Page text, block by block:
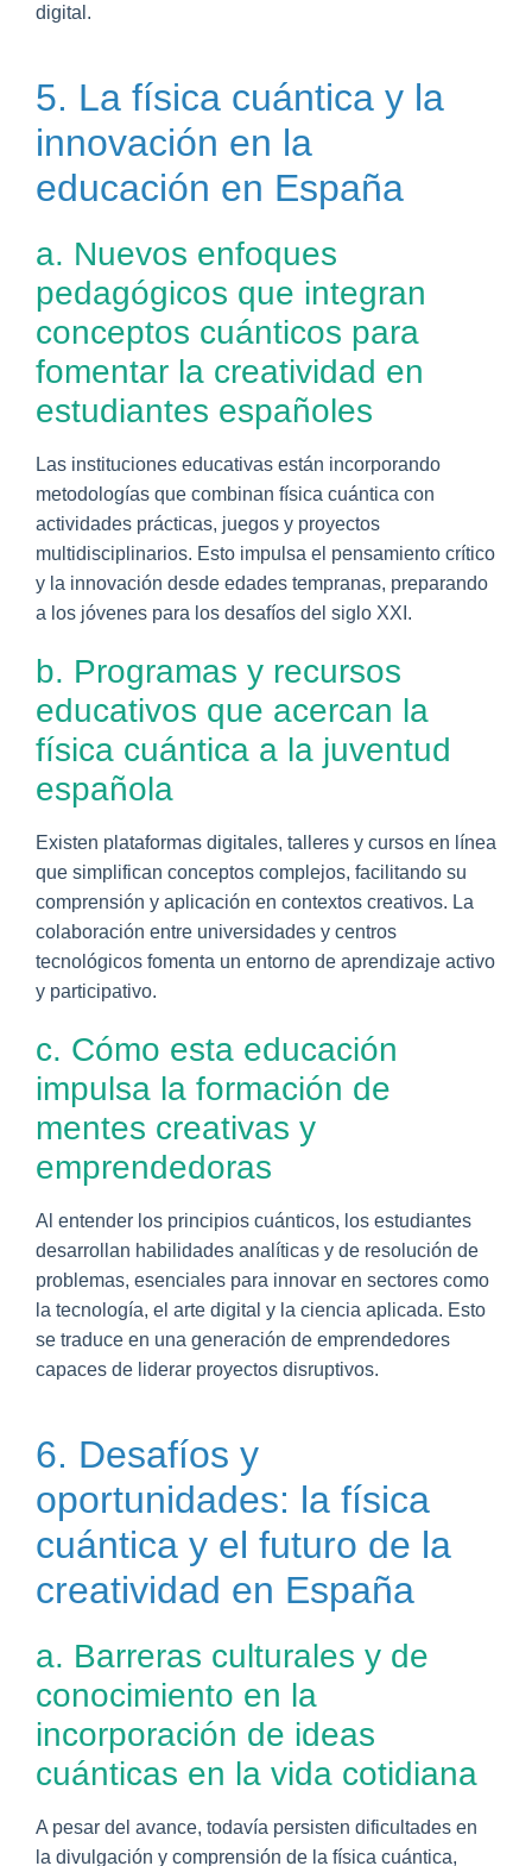
digital.
5. La física cuántica y la
innovación en la
educación en España
a. Nuevos enfoques
pedagógicos que integran
conceptos cuánticos para
fomentar la creatividad en
estudiantes españoles
Las instituciones educativas están incorporando
metodologías que combinan física cuántica con
actividades prácticas, juegos y proyectos
multidisciplinarios. Esto impulsa el pensamiento crítico
y la innovación desde edades tempranas, preparando
a los jóvenes para los desafíos del siglo XXI.
b. Programas y recursos
educativos que acercan la
física cuántica a la juventud
española
Existen plataformas digitales, talleres y cursos en línea
que simplifican conceptos complejos, facilitando su
comprensión y aplicación en contextos creativos. La
colaboración entre universidades y centros
tecnológicos fomenta un entorno de aprendizaje activo
y participativo.
c. Cómo esta educación
impulsa la formación de
mentes creativas y
emprendedoras
Al entender los principios cuánticos, los estudiantes
desarrollan habilidades analíticas y de resolución de
problemas, esenciales para innovar en sectores como
la tecnología, el arte digital y la ciencia aplicada. Esto
se traduce en una generación de emprendedores
capaces de liderar proyectos disruptivos.
6. Desafíos y
oportunidades: la física
cuántica y el futuro de la
creatividad en España
a. Barreras culturales y de
conocimiento en la
incorporación de ideas
cuánticas en la vida cotidiana
A pesar del avance, todavía persisten dificultades en
la divulgación y comprensión de la física cuántica,